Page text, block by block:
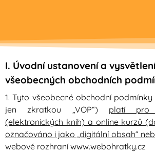
I. Úvodní ustanovení a
všeobecných obchodních
1. Tyto všeobecné obchodní
jen zkratkou „VOP“) platí pro
(elektronických knih) a online kurzů
označováno i jako „digitální obsah“
webové rozhraní www.webohratky.cz